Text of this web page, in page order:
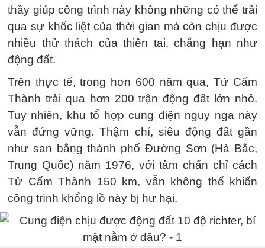
thầy giúp công trình này không những có thể trải
qua sự khốc liệt của thời gian mà còn chịu được
nhiều thử thách của thiên tai, chẳng hạn như
động đất.
Trên thực tế, trong hơn 600 năm qua, Tử Cấm
Thành trải qua hơn 200 trận động đất lớn nhỏ.
Tuy nhiên, khu tổ hợp cung điện nguy nga này
vẫn đứng vững. Thậm chí, siêu động đất gần
như san bằng thành phố Đường Sơn (Hà Bắc,
Trung Quốc) năm 1976, với tâm chấn chỉ cách
Tử Cấm Thành 150 km, vẫn không thể khiến
công trình khổng lồ này bị hư hại.